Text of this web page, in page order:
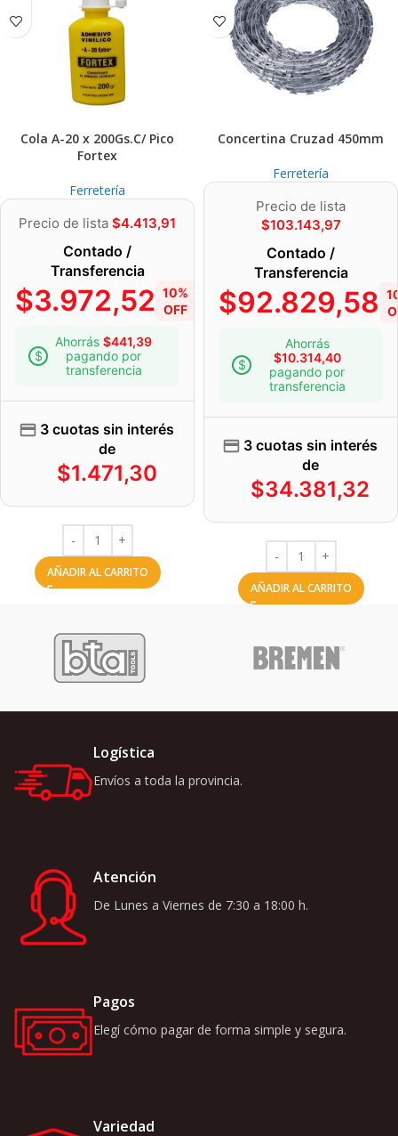
Cola A-20 x 200Gs.C/ Pico
Fortex
Ferretería
Precio de lista $4.413,91
Contado /
Transferencia
$3.972,52 10%
OFF
Ahorrás $441,39
pagando por
transferencia
3 cuotas sin interés
de
$1.471,30
AÑADIR AL CARRITO
Concertina Cruzad 450mm
Ferretería
Precio de lista
$103.143,97
Contado /
Transferencia
$92.829,58
Ahorrás
$10.314,40
pagando por
transferencia
3 cuotas sin interés
de
$34.381,32
AÑADIR AL CARRITO
Logística
Envíos a toda la provincia.
Atención
De Lunes a Viernes de 7:30 a 18:00 h.
Pagos
Elegí cómo pagar de forma simple y segura.
Variedad